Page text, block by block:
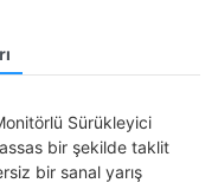
Sürükleyici
bir şekilde taklit
bir sanal yarış